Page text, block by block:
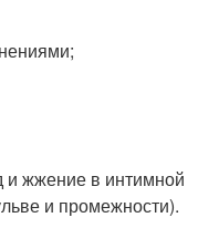
жжение в интимной
и промежности).